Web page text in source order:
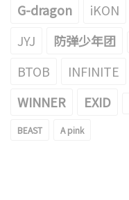
G-dragon iKON
JYJ 防弹少年团
BTOB INFINITE
WINNER
EXID
BEAST A pink